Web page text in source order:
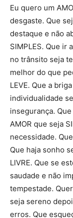
Eu quero um
desgaste. Que
destaque e não
SIMPLES. Que ir
no trânsito seja
melhor do que
LEVE. Que a
individualidade
insegurança.
AMOR que seja
necessidade.
Que haja sonho
LIVRE. Que se
saudade e não
tempestade.
seja sereno
erros. Que